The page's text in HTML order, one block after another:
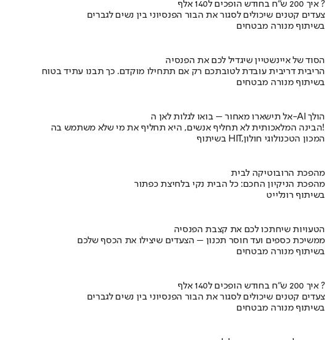
איך 200 ש"ח בחודש הופכים ל140 אלף ?
צעדים קטנים שיכולים לסגור את הבור הפנסיוני בין נשים לגברים
בשיתוף מנורה מבטחים
הסוד של איינשטיין שיגדיל לכם את הפנסיה
הריבית דריבית עובדת לטובתכם רק אם תתחילו מוקדם. כך תבנו עתיד בטוח
בשיתוף מנורה מבטחים
אל תישארו מאחור – בואו לגלות לאן ה-AI הולך
הבינה המלאכותית לא תחליף אנשים, היא תחליף את מי שלא משתמש בה!
בשיתוף HIT,המכון הטכנולוגי חולון
מהפכת הרובוטיקה לבית
מהפכת הניקיון החכם: כל הבית נקי בלחיצת כפתור
בשיתוף רונלייט
הטעויות שיחתכו לכם את קצבת הפנסיה
ממשיכת כספים ועד חוסר תכנון – הצעדים שיצילו את הכסף שלכם
בשיתוף מנורה מבטחים
איך 200 ש"ח בחודש הופכים ל140 אלף ?
צעדים קטנים שיכולים לסגור את הבור הפנסיוני בין נשים לגברים
בשיתוף מנורה מבטחים